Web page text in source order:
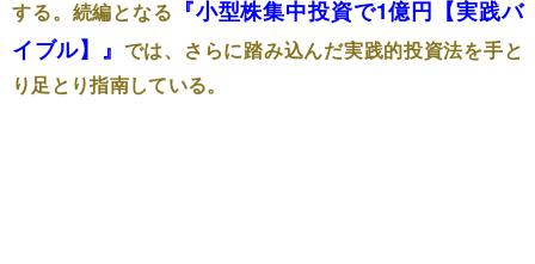
する。続編となる 『小型株集中投資で1億円【実践バ
イブル】』 では、さらに踏み込んだ実践的投資法を手と
り足とり指南している。